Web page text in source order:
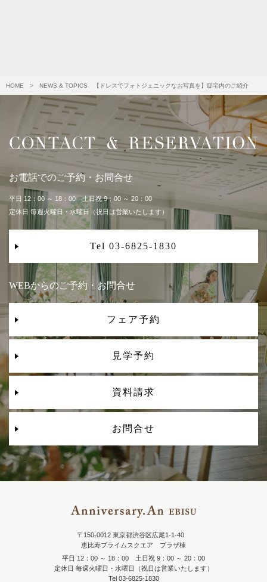
HOME > NEWS & TOPICS 【ドレスでフォトジェニックなお写真を】邸宅内のご紹介
お電話でのご予約・お問合せ
平日 12：00 ～ 18：00 土日祝 9：00 ～ 20：00
定休日 毎週火曜日・水曜日（祝日は営業いたします）
Tel 03-6825-1830
WEBからのご予約・お問合せ
フェア予約
見学予約
資料請求
お問合せ
〒150-0012 東京都渋谷区広尾1-1-40
恵比寿プライムスクエア プラザ棟
平日 12：00 ～ 18：00 土日祝 9：00 ～ 20：00
定休日 毎週火曜日・水曜日（祝日は営業いたします）
Tel 03-6825-1830